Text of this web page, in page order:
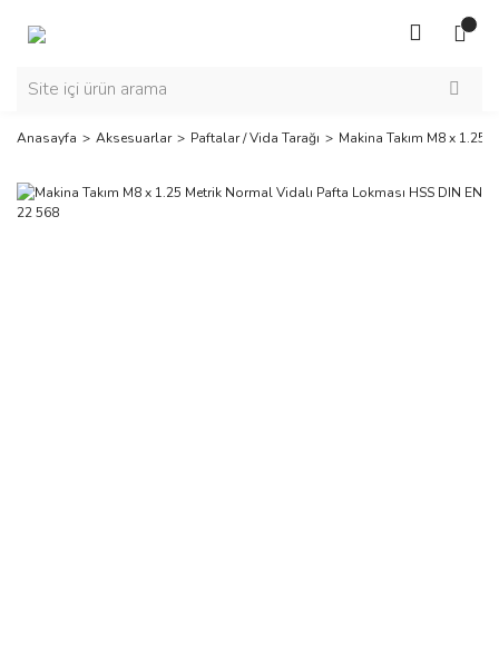
Anasayfa Aksesuarlar Paftalar / Vida Tarağı Makina Takım M8 x 1.25